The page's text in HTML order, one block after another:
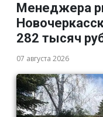
Менеджера
282 тысяч
07 августа 2026